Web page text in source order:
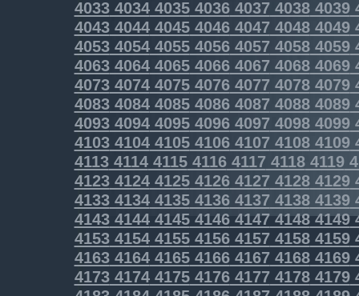
40334034403540364037 40384039
40434044404540464047 40484049
40534054405540564057 40584059
4063406440654066406740684069
40734074407540764077 40784079
40834084408540864087 40884089
40934094409540964097 40984099
41034104410541064107 41084109
41134114411541164117 41184119
41234124412541264127 41284129
41334134413541364137 41384139
4143414441454146414741484149
4153415441554156415741584159
4163416441654166416741684169
4173417441754176417741784179